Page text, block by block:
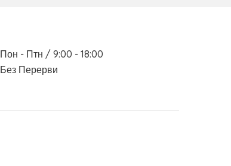
Пон - Птн / 9:00 - 18:00
Без Перерви